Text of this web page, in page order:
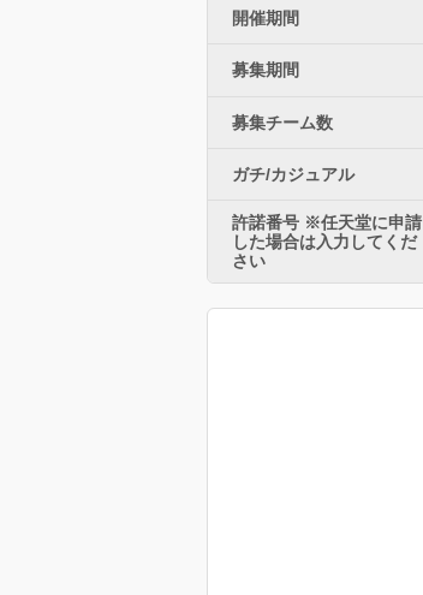
開催期間
募集期間
募集チーム数
ガチ/カジュアル
許諾番号 ※任天堂に申請
した場合は入力してくだ
さい